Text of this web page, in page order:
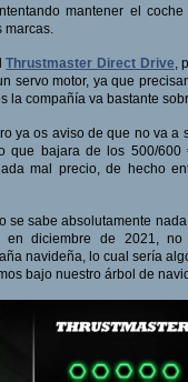
mantener el
marcas.
Thrustmaster Direct Drive,
servo motor, ya que
la compañía va bastante
ya os aviso de que no va a
que bajara de los 500/
mal precio, de hecho
se sabe absolutamente
diciembre de 2021, no
navideña, lo cual sería
bajo nuestro árbol de